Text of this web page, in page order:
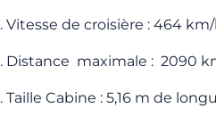
. Vitesse de croisière : 464
. Distance maximale : 2090
. Taille Cabine : 5,16 m de